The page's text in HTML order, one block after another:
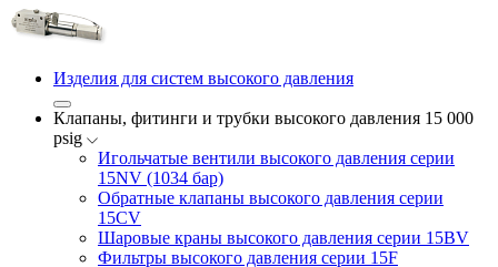
Изделия для систем высокого давления
Клапаны, фитинги и трубки высокого давления 15 000
psig
Игольчатые вентили высокого давления серии
15NV (1034 бар)
Обратные клапаны высокого давления серии
15CV
Шаровые краны высокого давления серии 15BV
Фильтры высокого давления серии 15F